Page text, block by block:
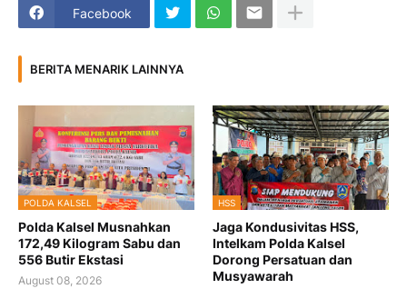
Facebook
BERITA MENARIK LAINNYA
POLDA KALSEL
Polda Kalsel Musnahkan
172,49 Kilogram Sabu dan
556 Butir Ekstasi
August 08, 2026
HSS
Jaga Kondusivitas HSS,
Intelkam Polda Kalsel
Dorong Persatuan dan
Musyawarah